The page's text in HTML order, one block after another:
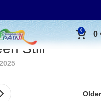
0 0
Stiff
Older